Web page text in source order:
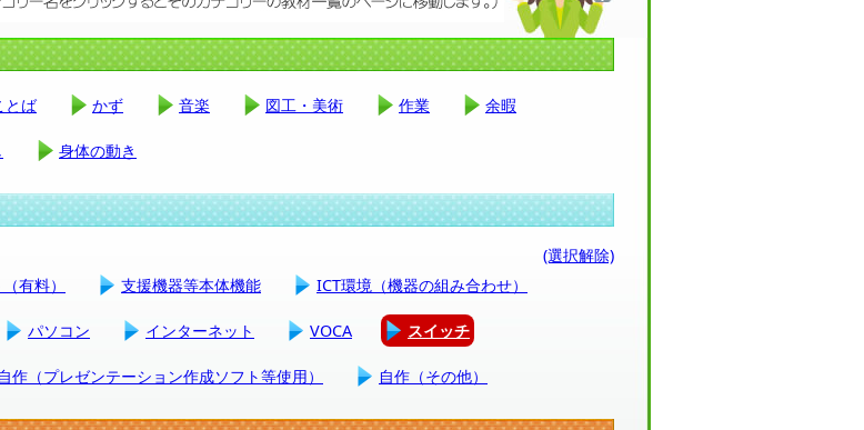
とば かず 音楽 図工・美術 作業 余暇
身体の動き
(選択解除)
有料） 支援機器等本体機能 ICT環境（機器の組み合わせ）
パソコン インターネット VOCA スイッチ
自作（プレゼンテーション作成ソフト等使用） 自作（その他）